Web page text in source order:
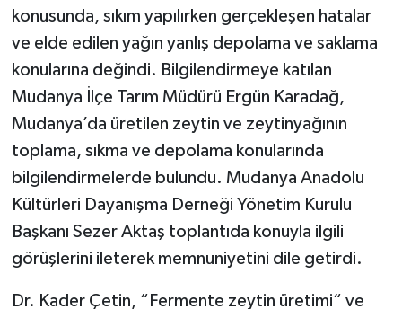
konusunda, sıkım yapılırken gerçekleşen hatalar
ve elde edilen yağın yanlış depolama ve saklama
konularına değindi. Bilgilendirmeye katılan
Mudanya İlçe Tarım Müdürü Ergün Karadağ,
Mudanya’da üretilen zeytin ve zeytinyağının
toplama, sıkma ve depolama konularında
bilgilendirmelerde bulundu. Mudanya Anadolu
Kültürleri Dayanışma Derneği Yönetim Kurulu
Başkanı Sezer Aktaş toplantıda konuyla ilgili
görüşlerini ileterek memnuniyetini dile getirdi.
Dr. Kader Çetin, “Fermente zeytin üretimi“ ve